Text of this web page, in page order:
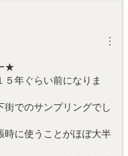
︙
★
５年ぐらい前になりま
街でのサンプリングでし
時に使うことがほぼ大半